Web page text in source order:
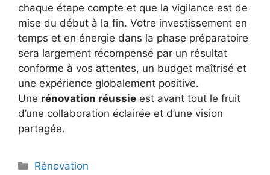
chaque étape compte et que la vigilance est de
mise du début à la fin. Votre investissement en
temps et en énergie dans la phase préparatoire
sera largement récompensé par un résultat
conforme à vos attentes, un budget maîtrisé et
une expérience globalement positive.
Une rénovation réussie est avant tout le fruit
d’une collaboration éclairée et d’une vision
partagée.
Catégories
Rénovation